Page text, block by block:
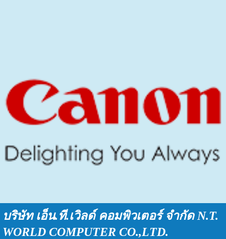
บริษัท เอ็น.ที.เวิลด์ คอมพิวเตอร์ จำกัด N.T.
WORLD COMPUTER CO.,LTD.